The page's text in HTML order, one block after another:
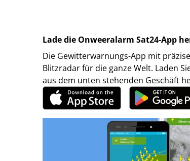
Lade die Onweeralarm Sat24-App
Die Gewitterwarnungs-App mit
Blitzradar für die ganze Welt. Laden
aus dem unten stehenden Geschäft